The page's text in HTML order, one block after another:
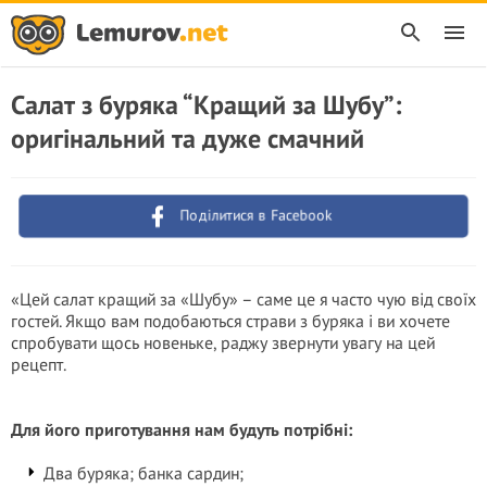
Салат з буряка “Кращий за Шубу”:
оригінальний та дуже смачний
Поділитися в Facebook
«Цей салат кращий за «Шубу» – саме це я часто чую від своїх
гостей. Якщо вам подобаються страви з буряка і ви хочете
спробувати щось новеньке, раджу звернути увагу на цей
рецепт.
Для його приготування нам будуть потрібні:
Два буряка; банка сардин;